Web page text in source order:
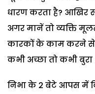
धारण करता है? आखिर
अगर मानें तो व्यक्ति
कारकों के काम करने से
कभी अच्छा तो कभी बुरा
निभा के 2 बेटे आपस में